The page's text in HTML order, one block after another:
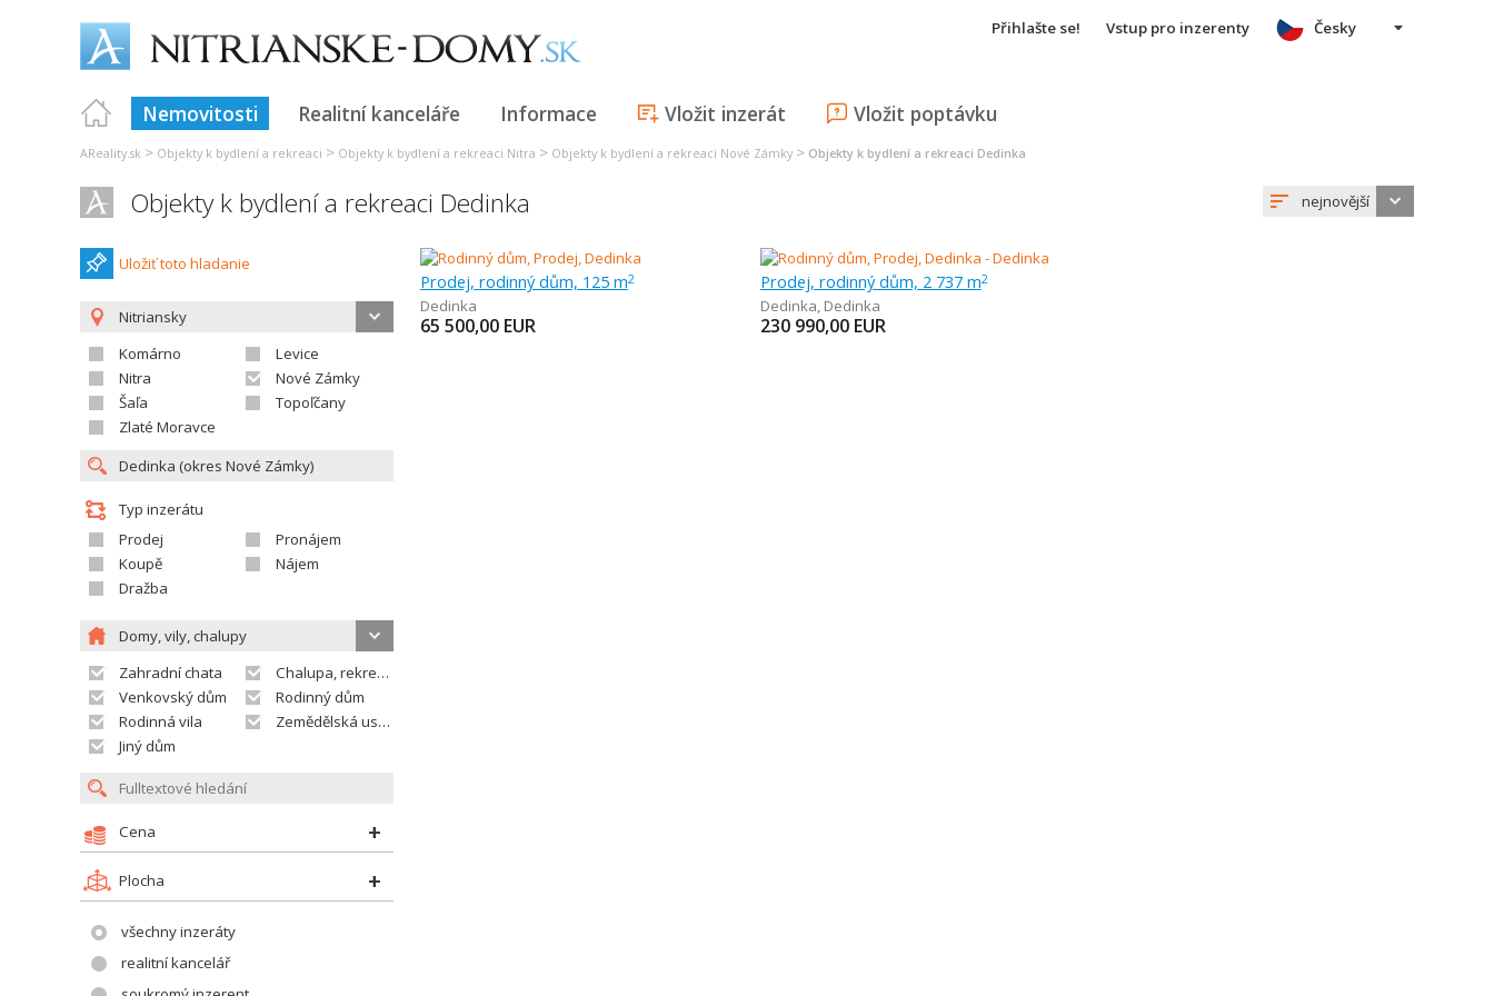
Přihlašte se! Vstup pro inzerenty
Nemovitosti Realitní kanceláře Informace Vložit inzerát Vložit poptávku
Česky
AReality.sk > Objekty k bydlení a rekreaci > Objekty k bydlení a rekreaci Nitra > Objekty k bydlení a rekreaci Nové Zámky > Objekty k bydlení a rekreaci Dedinka
Objekty k bydlení a rekreaci Dedinka nejnovější
Uložiť toto hladanie
Nitriansky
Komárno
Levice
Nitra
Nové Zámky
Šaľa
Topoľčany
Zlaté Moravce
Typ inzerátu
Prodej
Pronájem
Koupě
Nájem
Dražba
Domy, vily, chalupy
Zahradní chata
Chalupa, rekreační domek
Venkovský dům
Rodinný dům
Rodinná vila
Zemědělská usedlost
Jiný dům
Cena
Plocha
všechny inzeráty
realitní kancelář
Prodej, rodinný dům, 125 m2
Dedinka
65 500,00 EUR
Prodej, rodinný dům, 2 737 m2
Dedinka, Dedinka
230 990,00 EUR